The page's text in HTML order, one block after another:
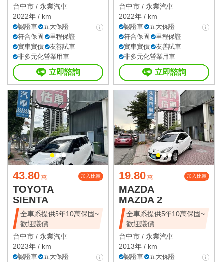
台中市 / 永業汽車
2022年 / km
認證車
五大保證
符合保固
里程保證
實車實價
友善試車
非多元化營業用車
立即諮詢
台中市 / 永業汽車
2022年 / km
認證車
五大保證
符合保固
里程保證
實車實價
友善試車
非多元化營業用車
立即諮詢
43.80 萬 加入比較
TOYOTA
SIENTA
全車系提供5年10萬保固~
歡迎議價
台中市 / 永業汽車
2023年 / km
認證車
五大保證
19.80 萬 加入比較
MAZDA
MAZDA 2
全車系提供5年10萬保固~
歡迎議價
台中市 / 永業汽車
2013年 / km
認證車
五大保證